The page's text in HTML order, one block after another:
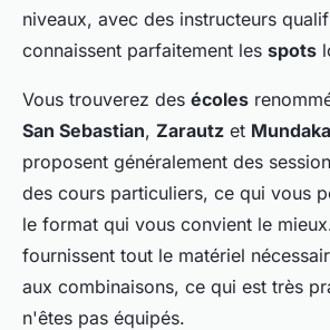
niveaux, avec des instructeurs
connaissent parfaitement les spots
Vous trouverez des écoles
San Sebastian, Zarautz et Mundaka
proposent généralement des
des cours particuliers, ce qui vous
le format qui vous convient le
fournissent tout le matériel
aux combinaisons, ce qui est très
n'êtes pas équipés.